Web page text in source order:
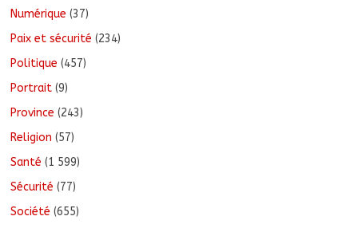
Numérique (37)
Paix et sécurité (234)
Politique (457)
Portrait (9)
Province (243)
Religion (57)
Santé (1 599)
Sécurité (77)
Société (655)